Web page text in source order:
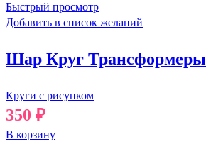
Быстрый просмотр
Добавить в список желаний
Шар Круг Трансформеры
Круги с рисунком
350 ₽
В корзину